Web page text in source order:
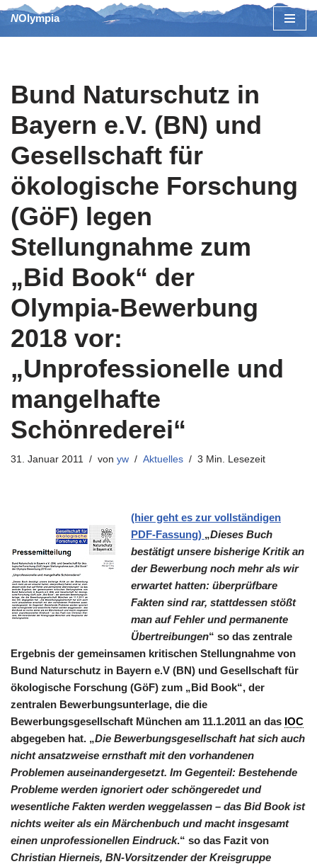
Zum
NOlympia
Bund Naturschutz in
Bayern e.V. (BN) und
Gesellschaft für
ökologische Forschung
(GöF) legen
Stellungnahme zum
„Bid Book“ der
Olympia-Bewerbung
2018 vor:
„Unprofessionelle und
mangelhafte
Schönrederei“
31. Januar 2011 von yw Aktuelles 3 Min. Lesezeit
(hier geht es zur vollständigen
PDF-Fassung) „Dieses Buch
bestätigt unsere bisherige Kritik an
der Bewerbung noch mehr als wir
erwartet hatten: überprüfbare
Fakten sind rar, stattdessen stößt
man auf Fehler und permanente
Übertreibungen“ so das zentrale
Ergebnis der gemeinsamen kritischen Stellungnahme von
Bund Naturschutz in Bayern e.V (BN) und Gesellschaft für
ökologische Forschung (GöF) zum „Bid Book“, der
zentralen Bewerbungsunterlage, die die
Bewerbungsgesellschaft München am 11.1.2011 an das IOC
abgegeben hat. „Die Bewerbungsgesellschaft hat sich auch
nicht ansatzweise ernsthaft mit den vorhandenen
Problemen auseinandergesetzt. Im Gegenteil: Bestehende
Probleme werden ignoriert oder schöngeredet und
wesentliche Fakten werden weggelassen – das Bid Book ist
nichts weiter als ein Märchenbuch und macht insgesamt
einen unprofessionellen Eindruck.“ so das Fazit von
Christian Hierneis, BN-Vorsitzender der Kreisgruppe